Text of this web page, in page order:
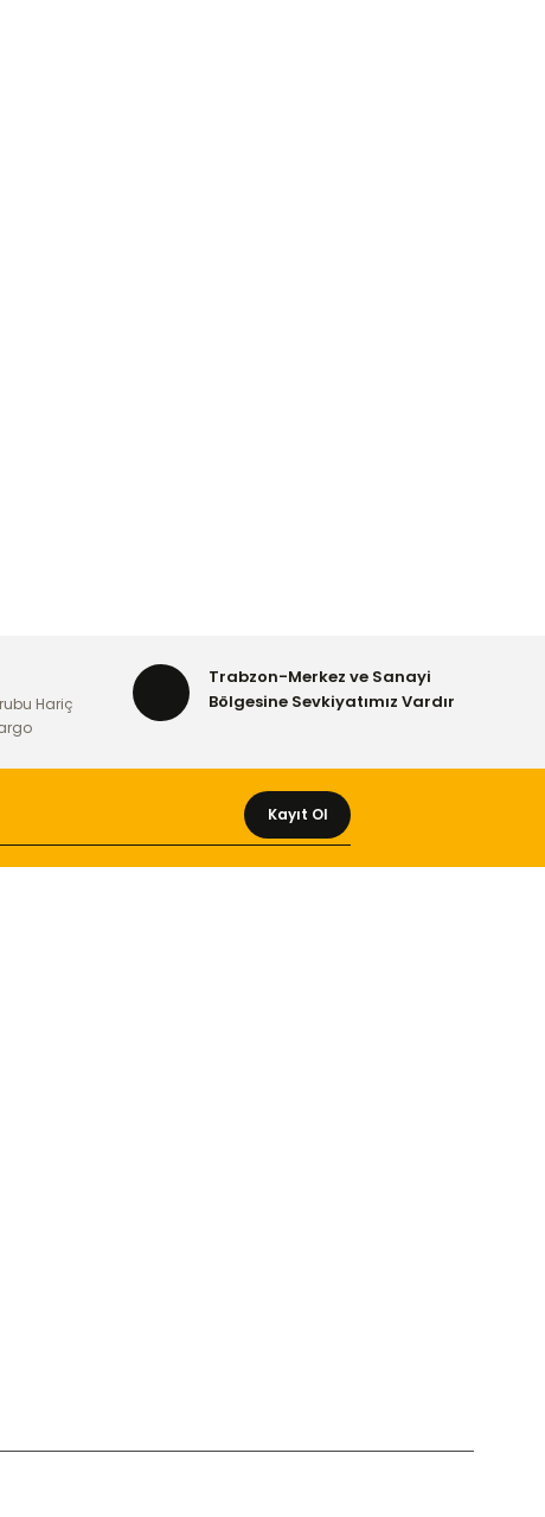
Hariç
Trabzon-Merkez ve Sanayi
Bölgesine Sevkiyatımız Vardır
Kayıt Ol